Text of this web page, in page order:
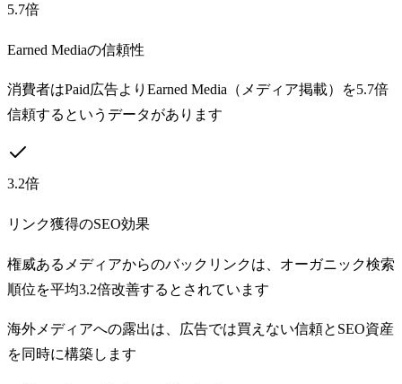
5.7倍
Earned Mediaの信頼性
消費者はPaid広告よりEarned Media（メディア掲載）を5.7倍
信頼するというデータがあります
3.2倍
リンク獲得のSEO効果
権威あるメディアからのバックリンクは、オーガニック検索
順位を平均3.2倍改善するとされています
海外メディアへの露出は、広告では買えない信頼とSEO資産
を同時に構築します